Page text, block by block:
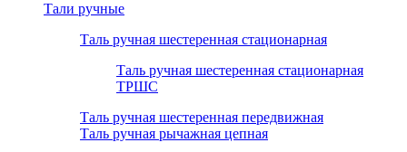
Тали ручные
Таль ручная шестеренная стационарная
Таль ручная шестеренная стационарная
ТРШС
Таль ручная шестеренная передвижная
Таль ручная рычажная цепная